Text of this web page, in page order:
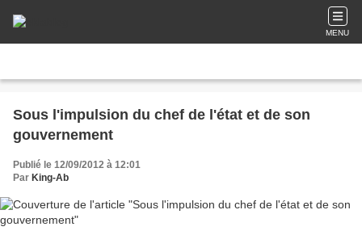
MENU
Sous l'impulsion du chef de l'état et de son
gouvernement
Publié le 12/09/2012 à 12:01
Par King-Ab